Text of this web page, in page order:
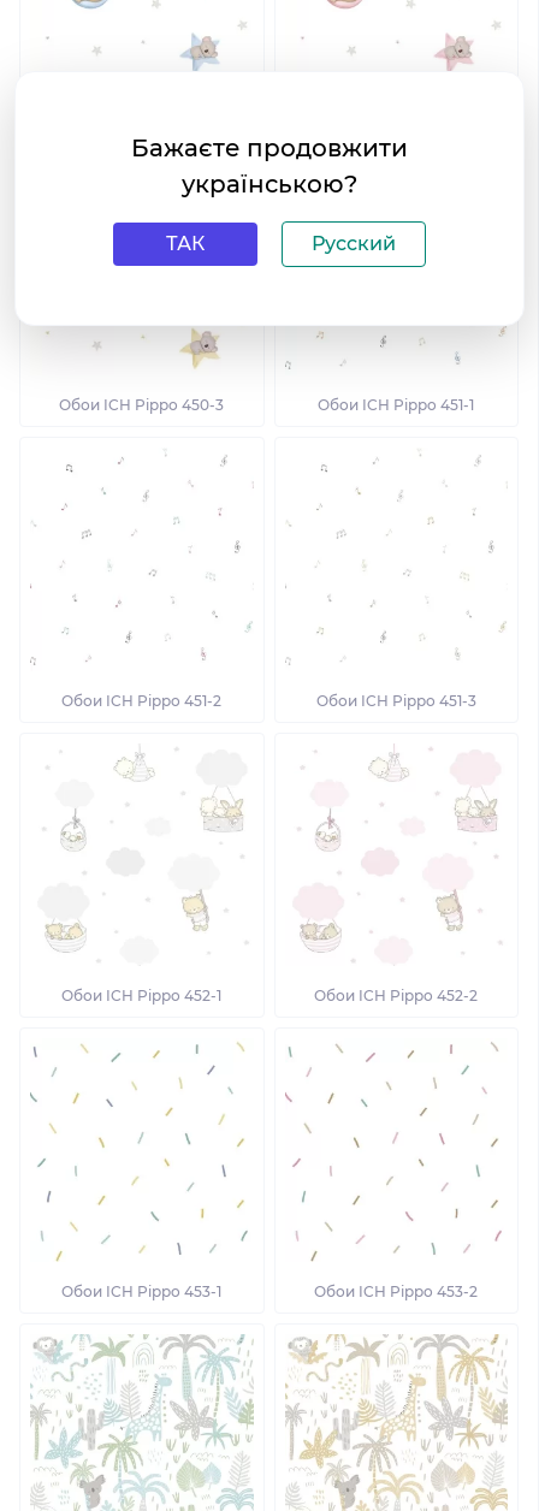
Обои ICH Pippo 450-3 Обои ICH Pippo 451-1
Обои ICH Pippo 451-2 Обои ICH Pippo 451-3
Обои ICH Pippo 452-1 Обои ICH Pippo 452-2
Обои ICH Pippo 453-1 Обои ICH Pippo 453-2
Бажаєте продовжити
українською?
ТАК Русский